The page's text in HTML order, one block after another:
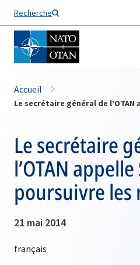
Recherche
Nom de famille*
Accueil
Le secrétaire
l’OTAN
poursuivre les
21 mai 2014